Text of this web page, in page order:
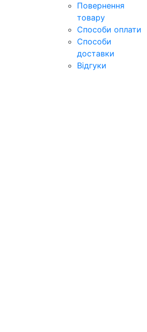
Повернення
товару
Способи оплати
Способи
доставки
Відгуки